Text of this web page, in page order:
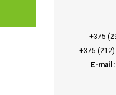
+375
+375 (212)
E-mail: